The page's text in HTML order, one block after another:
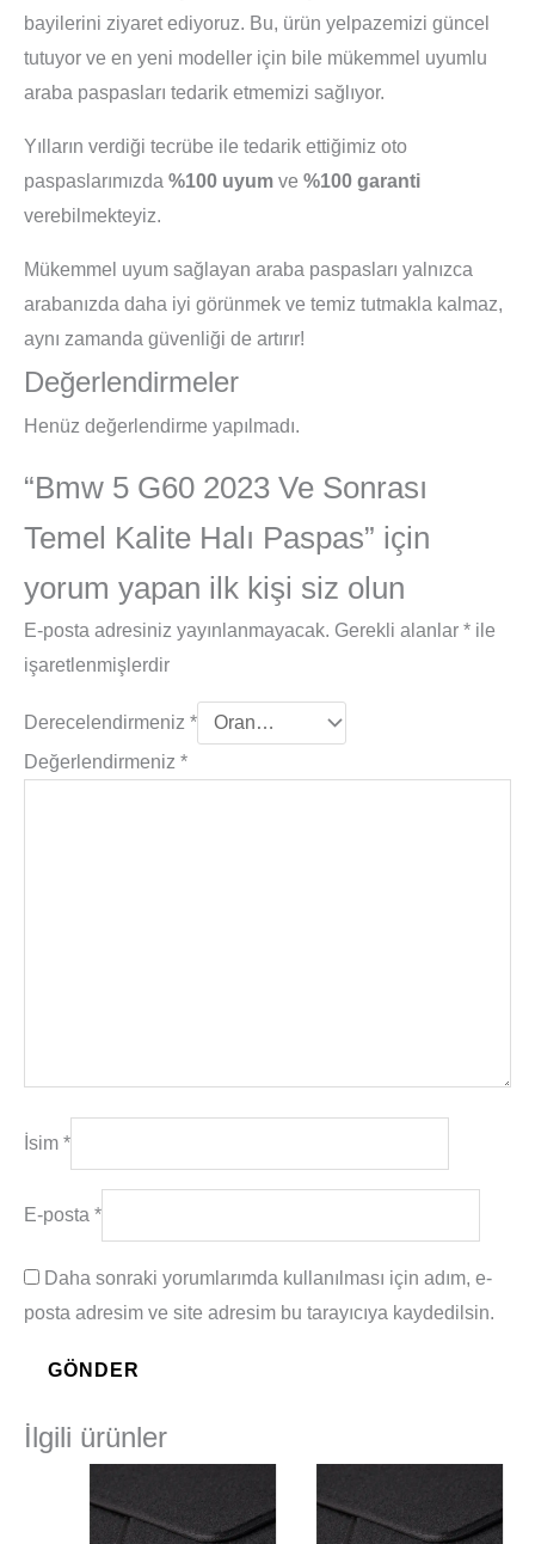
bayilerini ziyaret ediyoruz. Bu, ürün yelpazemizi güncel
tutuyor ve en yeni modeller için bile mükemmel uyumlu
araba paspasları tedarik etmemizi sağlıyor.
Yılların verdiği tecrübe ile tedarik ettiğimiz oto
paspaslarımızda %100 uyum ve %100 garanti
verebilmekteyiz.
Mükemmel uyum sağlayan araba paspasları yalnızca
arabanızda daha iyi görünmek ve temiz tutmakla kalmaz,
aynı zamanda güvenliği de artırır!
Değerlendirmeler
Henüz değerlendirme yapılmadı.
“Bmw 5 G60 2023 Ve Sonrası
Temel Kalite Halı Paspas” için
yorum yapan ilk kişi siz olun
E-posta adresiniz yayınlanmayacak. Gerekli alanlar * ile
işaretlenmişlerdir
Derecelendirmeniz *
Değerlendirmeniz *
İsim *
E-posta *
Daha sonraki yorumlarımda kullanılması için adım, e-
posta adresim ve site adresim bu tarayıcıya kaydedilsin.
İlgili ürünler